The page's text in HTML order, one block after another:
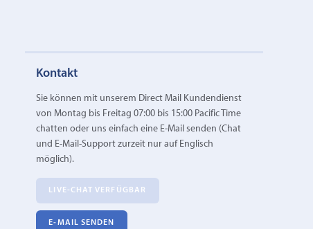
Kontakt
Sie können mit unserem Direct Mail Kundendienst
von Montag bis Freitag 07:00 bis 15:00 Pacific Time
chatten oder uns einfach eine E‑Mail senden (Chat
und E-Mail-Support zurzeit nur auf Englisch
möglich).
LIVE-CHAT VERFÜGBAR
E‑MAIL SENDEN